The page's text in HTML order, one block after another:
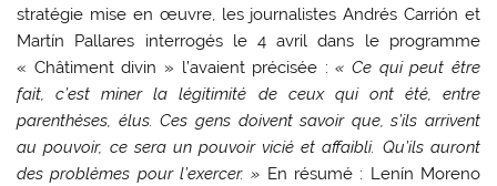
stratégie mise en œuvre, les journalistes Andrés Carrión et
Martín Pallares interrogés le 4 avril dans le programme
« Châtiment divin » l’avaient précisée :« Ce qui peut être
fait, c’est miner la légitimité de ceux qui ont été, entre
parenthèses, élus. Ces gens doivent savoir que, s’ils arrivent
au pouvoir, ce sera un pouvoir vicié et affaibli. Qu’ils auront
des problèmes pour l’exercer. » En résumé : Lenín Moreno